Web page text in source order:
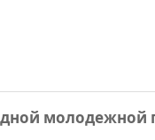
молодежной